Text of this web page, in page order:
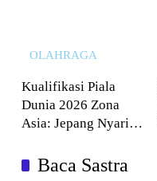
OLAHRAGA
Kualifikasi Piala
Dunia 2026 Zona
Asia: Jepang Nyaris
Baca Sastra